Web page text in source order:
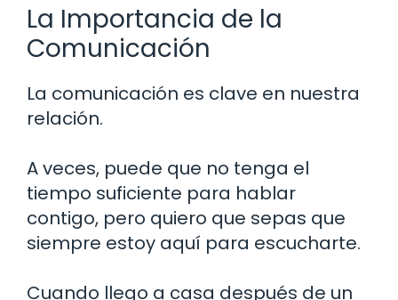
La Importancia de la
Comunicación
La comunicación es clave en nuestra
relación.
A veces, puede que no tenga el
tiempo suficiente para hablar
contigo, pero quiero que sepas que
siempre estoy aquí para escucharte.
Cuando llego a casa después de un